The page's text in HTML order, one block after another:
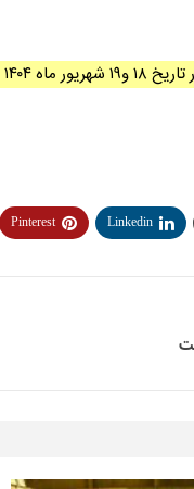
Linkedin
Pinterest